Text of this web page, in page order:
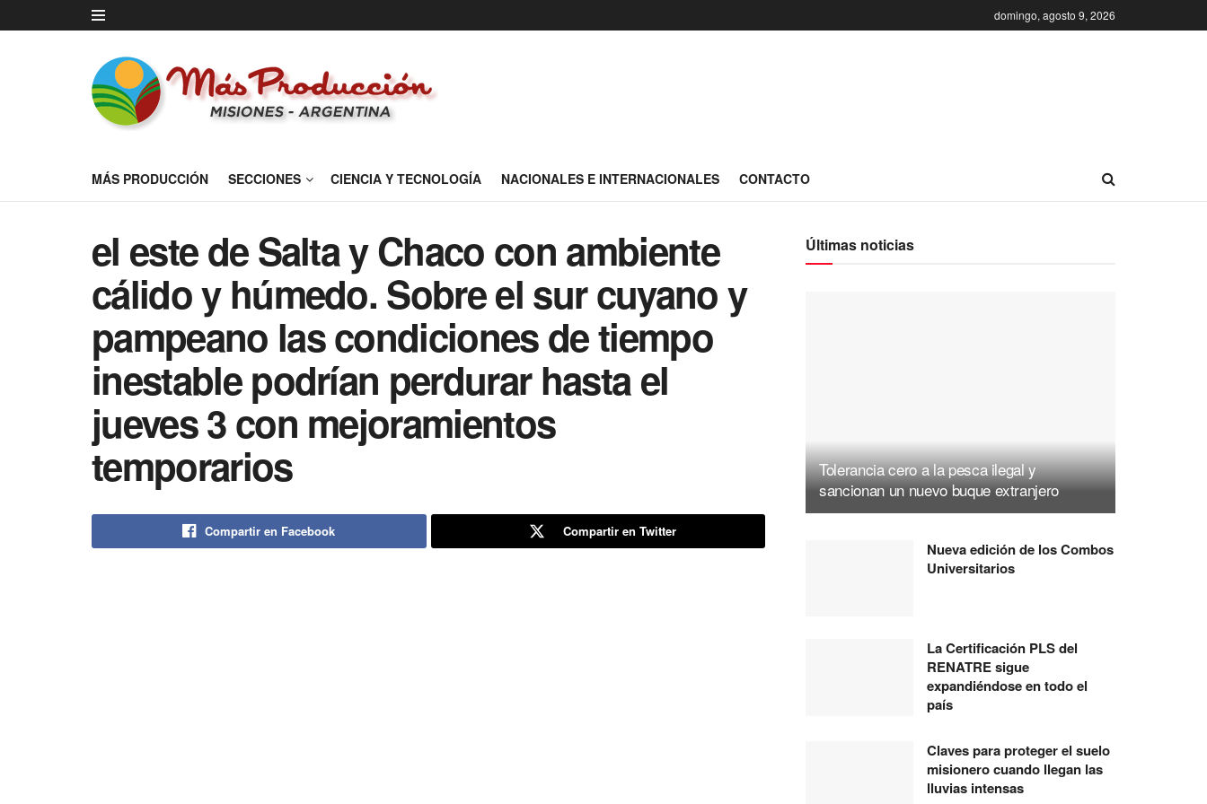
domingo, agosto 9, 2026
MÁS PRODUCCIÓN SECCIONES CIENCIA Y TECNOLOGÍA NACIONALES E INTERNACIONALES CONTACTO
el este de Salta y Chaco con ambiente
cálido y húmedo. Sobre el sur cuyano y
pampeano las condiciones de tiempo
inestable podrían perdurar hasta el
jueves 3 con mejoramientos
temporarios
Compartir en Facebook Compartir en Twitter
Últimas noticias
Tolerancia cero a la pesca ilegal y
sancionan un nuevo buque extranjero
Nueva edición de los Combos
Universitarios
La Certificación PLS del
RENATRE sigue
expandiéndose en todo el
país
Claves para proteger el suelo
misionero cuando llegan las
lluvias intensas